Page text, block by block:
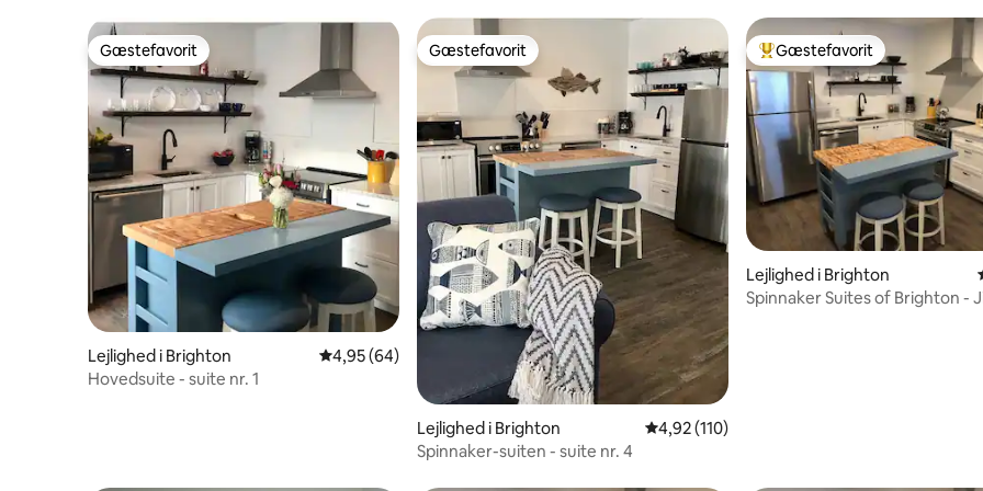
Gæstefavorit
Gæstefavorit
Lejlighed i Brighton 4,95 ud af 5 i gennemsnitlig bedømmelse, 64 omtaler
4,95 (64)
Hovedsuite - suite nr. 1
Gæstefavorit
Gæstefavorit
Lejlighed i Brighton 4,92 ud af 5 i gennemsnitlig bedømmelse,
4,92 (110)
Spinnaker-suiten - suite nr. 4
Bedste gæstefavorit
Gæstefavorit
Lejlighed i Brighton
Spinnaker Suites of Brighton -